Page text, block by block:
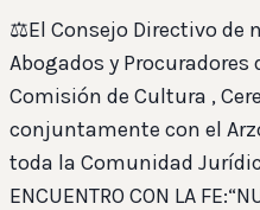
⚖️El Consejo Directivo de
Abogados y Procuradores
Comisión de Cultura ,
conjuntamente con el
toda la Comunidad
ENCUENTRO CON LA